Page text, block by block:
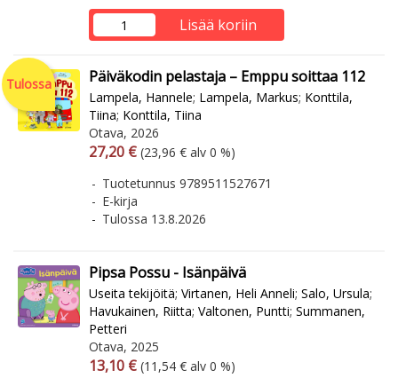
Lisää koriin
Tulossa Päiväkodin pelastaja – Emppu soittaa 112
Lampela, Hannele; Lampela, Markus; Konttila,
Tiina; Konttila, Tiina
Otava, 2026
Arvonlisäverollinen hinta
27,20 € Arvonlisäveroton hinta
(23,96 € alv 0 %)
Tuotetunnus 9789511527671
E-kirja
Tulossa 13.8.2026
Pipsa Possu - Isänpäivä
Useita tekijöitä; Virtanen, Heli Anneli; Salo, Ursula;
Havukainen, Riitta; Valtonen, Puntti; Summanen,
Petteri
Otava, 2025
Arvonlisäverollinen hinta
13,10 € Arvonlisäveroton hinta
(11,54 € alv 0 %)